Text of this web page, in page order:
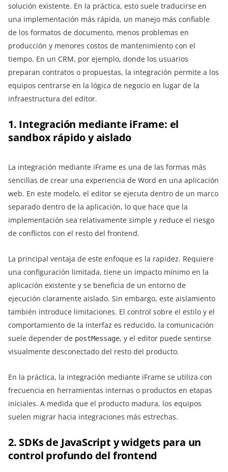
solución existente. En la práctica, esto suele traducirse en
una implementación más rápida, un manejo más confiable
de los formatos de documento, menos problemas en
producción y menores costos de mantenimiento con el
tiempo. En un CRM, por ejemplo, donde los usuarios
preparan contratos o propuestas, la integración permite a los
equipos centrarse en la lógica de negocio en lugar de la
infraestructura del editor.
1. Integración mediante iFrame: el
sandbox rápido y aislado
La integración mediante iFrame es una de las formas más
sencillas de crear una experiencia de Word en una aplicación
web. En este modelo, el editor se ejecuta dentro de un marco
separado dentro de la aplicación, lo que hace que la
implementación sea relativamente simple y reduce el riesgo
de conflictos con el resto del frontend.
La principal ventaja de este enfoque es la rapidez. Requiere
una configuración limitada, tiene un impacto mínimo en la
aplicación existente y se beneficia de un entorno de
ejecución claramente aislado. Sin embargo, este aislamiento
también introduce limitaciones. El control sobre el estilo y el
comportamiento de la interfaz es reducido, la comunicación
suele depender de postMessage, y el editor puede sentirse
visualmente desconectado del resto del producto.
En la práctica, la integración mediante iFrame se utiliza con
frecuencia en herramientas internas o productos en etapas
iniciales. A medida que el producto madura, los equipos
suelen migrar hacia integraciones más estrechas.
2. SDKs de JavaScript y widgets para un
control profundo del frontend